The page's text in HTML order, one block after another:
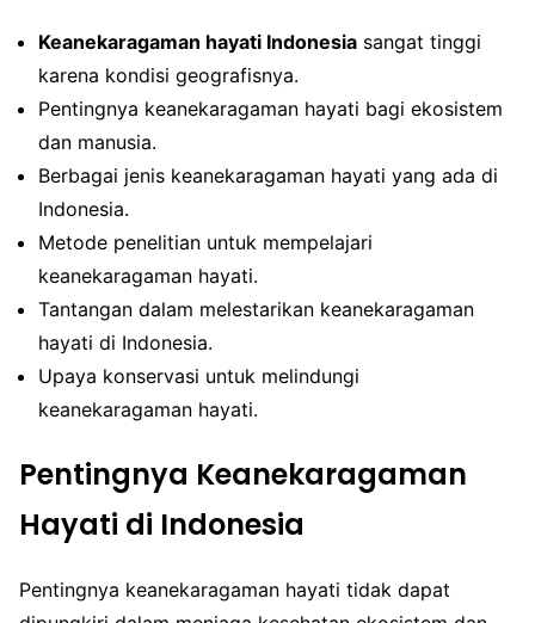
Keanekaragaman hayati Indonesia sangat tinggi
karena kondisi geografisnya.
Pentingnya keanekaragaman hayati bagi ekosistem
dan manusia.
Berbagai jenis keanekaragaman hayati yang ada di
Indonesia.
Metode penelitian untuk mempelajari
keanekaragaman hayati.
Tantangan dalam melestarikan keanekaragaman
hayati di Indonesia.
Upaya konservasi untuk melindungi
keanekaragaman hayati.
Pentingnya Keanekaragaman
Hayati di Indonesia
Pentingnya keanekaragaman hayati tidak dapat